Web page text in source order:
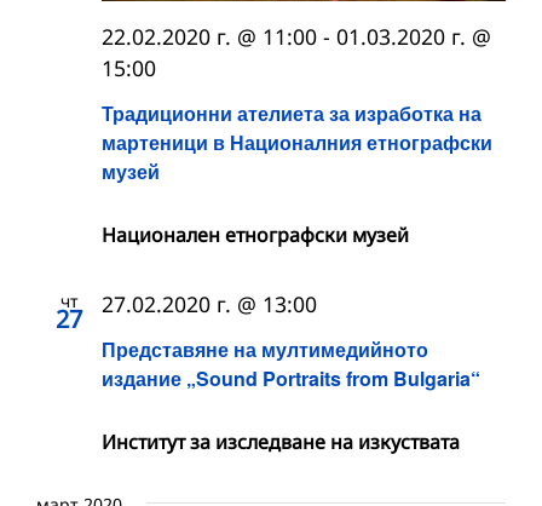
Традиционни ателиета за изработка на
мартеници в Националния етнографски
музей
22.02.2020 г. @ 11:00 - 01.03.2020 г. @
15:00
Национален етнографски музей
чт
27
Представяне на мултимедийното
издание „Sound Portraits from Bulgaria“
27.02.2020 г. @ 13:00
Институт за изследване на изкуствата